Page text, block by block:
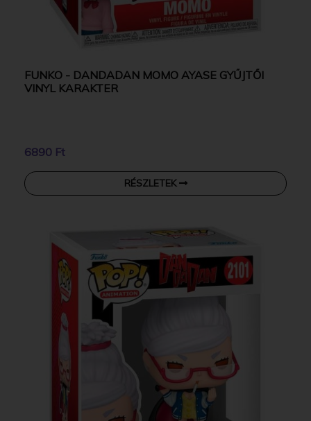
FUNKO - DANDADAN MOMO AYASE GYŰJTŐI
VINYL KARAKTER
6890 Ft
RÉSZLETEK